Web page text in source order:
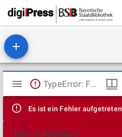
Mirador
Viewer
TypeError: Failed to fetch
Es ist ein Fehler aufgetreten
Technische Details